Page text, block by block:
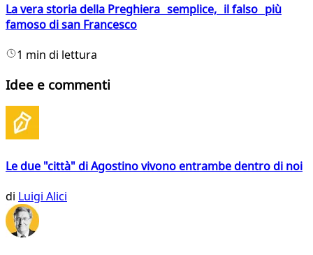
La vera storia della Preghiera semplice, il falso più
famoso di san Francesco
1 min di lettura
Idee e commenti
Le due "città" di Agostino vivono entrambe dentro di noi
di Luigi Alici